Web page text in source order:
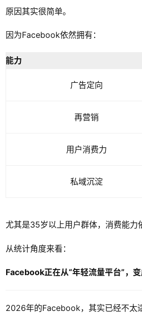
原因其实很简单。
因为Facebook依然拥有：
能力
广告定向
再营销
用户消费力
私域沉淀
尤其是35岁以上用户群体，消费能力
从统计角度来看：
Facebook正在从“年轻流量平台”，变
2026年的Facebook，其实已经不太适